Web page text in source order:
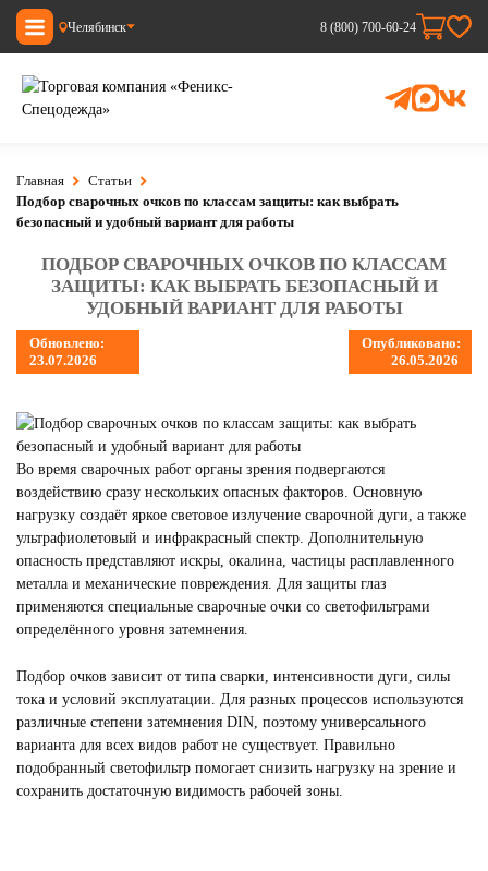
Челябинск 8 (800) 700-60-24
Главная
Статьи
Подбор сварочных очков по классам защиты: как выбрать
безопасный и удобный вариант для работы
ПОДБОР СВАРОЧНЫХ ОЧКОВ ПО КЛАССАМ
ЗАЩИТЫ: КАК ВЫБРАТЬ БЕЗОПАСНЫЙ И
УДОБНЫЙ ВАРИАНТ ДЛЯ РАБОТЫ
Обновлено:
23.07.2026
Опубликовано:
26.05.2026
Во время сварочных работ органы зрения подвергаются
воздействию сразу нескольких опасных факторов. Основную
нагрузку создаёт яркое световое излучение сварочной дуги, а также
ультрафиолетовый и инфракрасный спектр. Дополнительную
опасность представляют искры, окалина, частицы расплавленного
металла и механические повреждения. Для защиты глаз
применяются специальные сварочные очки со светофильтрами
определённого уровня затемнения.
Подбор очков зависит от типа сварки, интенсивности дуги, силы
тока и условий эксплуатации. Для разных процессов используются
различные степени затемнения DIN, поэтому универсального
варианта для всех видов работ не существует. Правильно
подобранный светофильтр помогает снизить нагрузку на зрение и
сохранить достаточную видимость рабочей зоны.